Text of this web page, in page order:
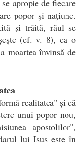
apropie de fiecare
popor și națiune.
și trăită, răul se
(cf. v. 8), ca o
moartea învinsă de
realitatea" și că
unui popor nou,
apostolilor",
lui Isus este în